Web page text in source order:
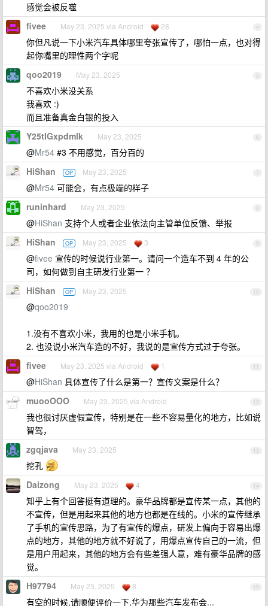
感觉会被反噬
4
fivee May 23, 2025 via Android 28
你但凡说一下小米汽车具体哪里夸张宣传了，哪怕一点，也对得
起你嘴里的理性两个字呢
5
qoo2019 May 23, 2025
不喜欢小米没关系
我喜欢 :)
而且准备真金白银的投入
6
Y25tIGxpdmlk May 23, 2025
@Mr54 #3 不用感觉，百分百的
7
HiShan OP May 23, 2025
@Mr54 可能会，有点极端的样子
8
runinhard May 23, 2025
@HiShan 支持个人或者企业依法向主管单位反馈、举报
9
HiShan OP May 23, 2025 3
@fivee 宣传的时候说行业第一。请问一个造车不到 4 年的公
司，如何做到自主研发行业第一 ？
10
HiShan OP May 23, 2025
@qoo2019
1.没有不喜欢小米，我用的也是小米手机。
2. 也没说小米汽车造的不好，我说的是宣传方式过于夸张。
11
fivee May 23, 2025 via Android 1
@HiShan 具体宣传了什么是第一？宣传文案是什么？
12
muooOOO May 23, 2025 via Android
我也很讨厌虚假宣传，特别是在一些不容易量化的地方，比如说
智驾，
13
zgqjava May 23, 2025
挖孔
14
Daizong May 23, 2025 4
知乎上有个回答挺有道理的。豪华品牌都是宣传某一点，其他的
不宣传，但是用起来其他的地方也都是在线的。小米的宣传继承
了手机的宣传思路，为了有宣传的爆点，研发上偏向于容易出爆
点的地方，其他的地方就不好说了，用爆点宣传自己的一流，但
是用户用起来，其他的地方会有些差强人意，难有豪华品牌的感
觉。
15
H97794 May 23, 2025 8
有空的时候,请顺便评价一下,华为那些汽车发布会...